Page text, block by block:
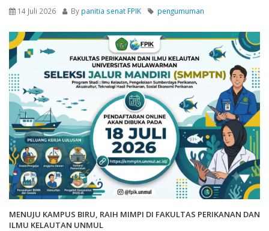
14 Juli 2026 By panitia senat FPIK pengumuman
MENUJU KAMPUS BIRU, RAIH MIMPI DI FAKULTAS PERIKANAN DAN
ILMU KELAUTAN UNMUL